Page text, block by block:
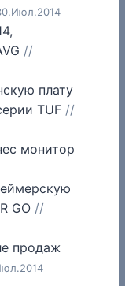
//
плату
TUF //
монитор
GO //
продаж